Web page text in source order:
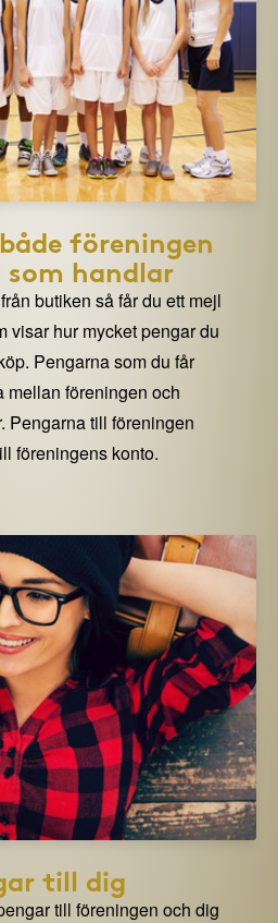
föreningen
som handlar
butiken så får du ett mejl
visar hur mycket pengar du
Pengarna som du får
föreningen och
Pengarna till föreningen
föreningens konto.
till dig
till föreningen och dig